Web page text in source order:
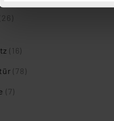
dazu führen, dass die
„Einige Drittanbieter
(16)
(78)
(7)